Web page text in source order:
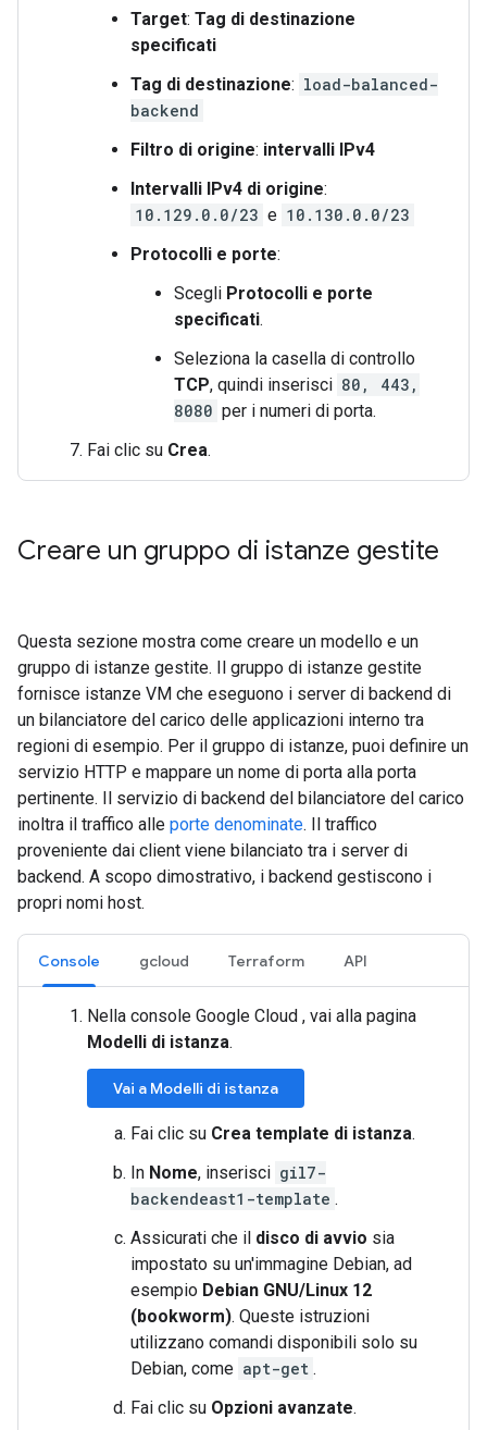
Target: Tag di destinazione
specificati
Tag di destinazione: load-balanced-
backend
Filtro di origine: intervalli IPv4
Intervalli IPv4 di origine:
10.129.0.0/23 e 10.130.0.0/23
Protocolli e porte:
Scegli Protocolli e porte
specificati.
Seleziona la casella di controllo
TCP, quindi inserisci 80, 443,
8080 per i numeri di porta.
Fai clic su Crea.
Creare un gruppo di istanze gestite
Questa sezione mostra come creare un modello e un
gruppo di istanze gestite. Il gruppo di istanze gestite
fornisce istanze VM che eseguono i server di backend di
un bilanciatore del carico delle applicazioni interno tra
regioni di esempio. Per il gruppo di istanze, puoi definire un
servizio HTTP e mappare un nome di porta alla porta
pertinente. Il servizio di backend del bilanciatore del carico
inoltra il traffico alle porte denominate. Il traffico
proveniente dai client viene bilanciato tra i server di
backend. A scopo dimostrativo, i backend gestiscono i
propri nomi host.
Console gcloud Terraform API
Nella console Google Cloud , vai alla pagina
Modelli di istanza.
Vai a Modelli di istanza
Fai clic su Crea template di istanza.
In Nome, inserisci gil7-
backendeast1-template .
Assicurati che il disco di avvio sia
impostato su un'immagine Debian, ad
esempio Debian GNU/Linux 12
(bookworm). Queste istruzioni
utilizzano comandi disponibili solo su
Debian, come apt-get .
Fai clic su Opzioni avanzate.